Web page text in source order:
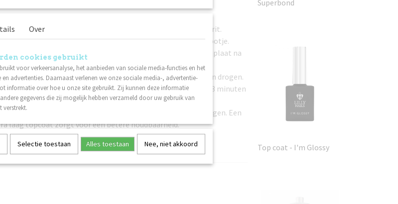
en vorm de vrije rand van de nagel met een nagelvijl met 240 grit.
de nagelriem voorzichting terug met een (metalen) bokkepootje.
de nagelplaat schoon met Scrub. Zorg ervoor dat je de nagelplaat na
stap niet aanraakt.
een dunne laag Nagellak Base Coat aan. Laat 1,5 - 2 minuten drogen.
een dunne laag Lilli Nails Nagellak naar keuze aan. Laat 2 - 3 minuten
Herhaal deze stap nog een keer voor het beste resultaat.
af met een dunne laag Nagellak Top Coat. Laat 1 minuut drogen. Een
laag topcoat zorgt voor een betere houdbaarheid.
datasheet:
Superbond
Top coat - I'm Glossy
Over
cookies gebruikt
voor verkeersanalyse, het aanbieden van sociale media-functies en het
advertenties. Daarnaast verlenen we onze sociale media-, advertentie-
informatie over hoe u onze site gebruikt. Zij kunnen deze informatie
gegevens die zij mogelijk hebben verzameld door uw gebruik van
verstrekt.
Selectie toestaan Alles toestaan Nee, niet akkoord